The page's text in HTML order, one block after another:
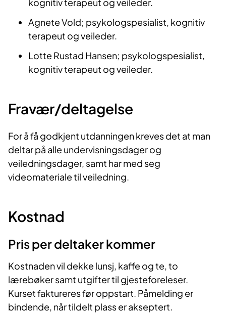
Agnete Vold; psykologspesialist, kognitiv
terapeut og veileder.
Lotte Rustad Hansen; psykologspesialist,
kognitiv terapeut og veileder.
Fravær/deltagelse
For å få godkjent utdanningen kreves det at man
deltar på alle undervisningsdager og
veiledningsdager, samt har med seg
videomateriale til veiledning.
Kostnad
Pris per deltaker kommer
Kostnadenvil dekke lunsj, kaffe og te, to
lærebøker samt utgifter til gjesteforeleser.
Kurset faktureres før oppstart. Påmelding er
bindende, når tildelt plass er akseptert.